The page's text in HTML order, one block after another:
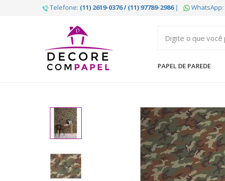
Telefone: (11) 2619-0376 / (11) 97789-2986| WhatsApp:
PAPEL DE PAREDE
Decore
com
papel
pioneira
em
venda
de